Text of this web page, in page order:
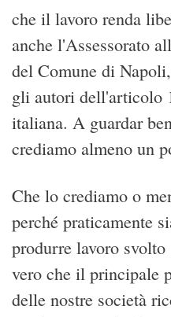
che il lavoro renda
anche l'Assessorato
del Comune di
gli autori dell'articolo
italiana. A guardar
crediamo almeno un
Che lo crediamo o
perché praticamente
produrre lavoro
vero che il principale
delle nostre società